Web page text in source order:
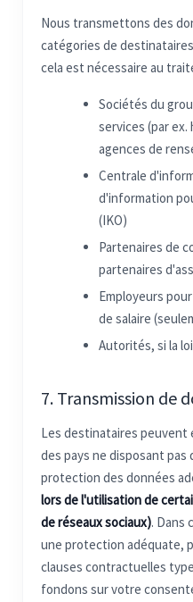
Nous transmettons des
catégories de
cela est nécessaire au
Sociétés du
services (par
agences de
Centrale
d'information
(IKO)
Partenaires de
partenaires
Employeurs
de salaire
Autorités, si la
7. Transmission de
Les destinataires peuvent
des pays ne disposant pas
protection des données
lors de l'utilisation de
de réseaux sociaux). Dans
une protection adéquate,
clauses contractuelles
fondons sur votre